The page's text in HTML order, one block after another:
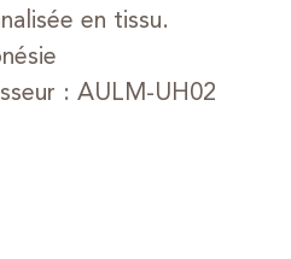
en tissu.
: AULM-UH02